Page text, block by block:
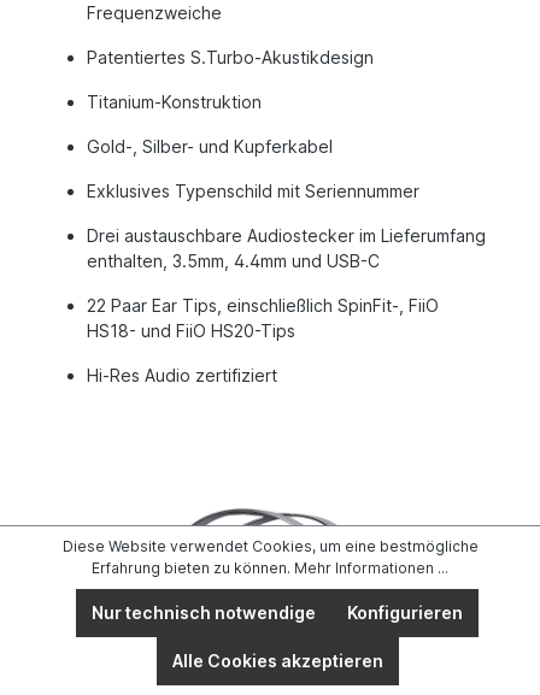
Frequenzweiche
Patentiertes S.Turbo-Akustikdesign
Titanium-Konstruktion
Gold-, Silber- und Kupferkabel
Exklusives Typenschild mit Seriennummer
Drei austauschbare Audiostecker im Lieferumfang
enthalten, 3.5mm, 4.4mm und USB-C
22 Paar Ear Tips, einschließlich SpinFit-, FiiO
HS18- und FiiO HS20-Tips
Hi-Res Audio zertifiziert
Diese Website verwendet Cookies, um eine bestmögliche
Erfahrung bieten zu können. Mehr Informationen ...
Nur technisch notwendige Konfigurieren
Alle Cookies akzeptieren